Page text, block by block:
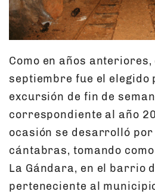
Como en años anteriores,
septiembre fue el
excursión de fin de
correspondiente al año
ocasión se desarrolló
cántabras, tomando
La Gándara, en el barrio
perteneciente al